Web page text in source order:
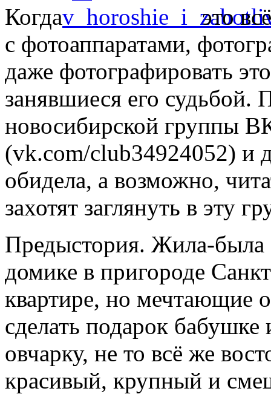
Когда
это
с фотоаппаратами,
даже фотографировать
занявшиеся его судьбой.
новосибирской группы
(vk.com/club34924052) и
обидела, а возможно,
захотят заглянуть в эту
Предыстория. Жила-была
домике в пригороде
квартире, но мечтающие
сделать подарок
овчарку, не то всё же
красивый, крупный и